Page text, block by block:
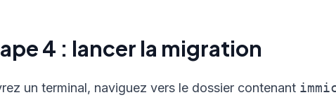
4 : lancer la migration
un terminal, naviguez vers le dossier contenant